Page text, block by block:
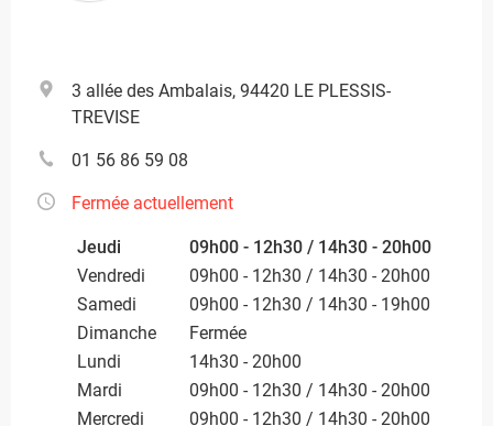
3 allée des Ambalais, 94420 LE PLESSIS-
TREVISE
01 56 86 59 08
Fermée actuellement
Jeudi
09h00 - 12h30 / 14h30 - 20h00
Vendredi
09h00 - 12h30 / 14h30 - 20h00
Samedi
09h00 - 12h30 / 14h30 - 19h00
Dimanche
Fermée
Lundi
14h30 - 20h00
Mardi
09h00 - 12h30 / 14h30 - 20h00
Mercredi
09h00 - 12h30 / 14h30 - 20h00